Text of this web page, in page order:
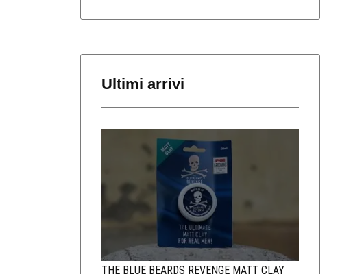
Ultimi arrivi
THE BLUE BEARDS REVENGE MATT CLAY